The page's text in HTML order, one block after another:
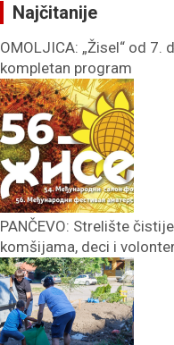
Najčitanije
OMOLJICA: „Žisel“ od
kompletan program
PANČEVO: Strelište
komšijama, deci i